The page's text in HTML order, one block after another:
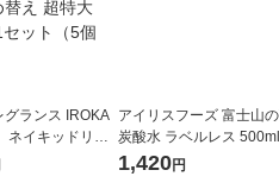
グランス IROKA
ネイキッドリリ
軟剤 詰め替え 超
1セット（5個
アイリスフーズ 富士山
炭酸水 ラベルレス 500ml
箱（24本入）
1,420円